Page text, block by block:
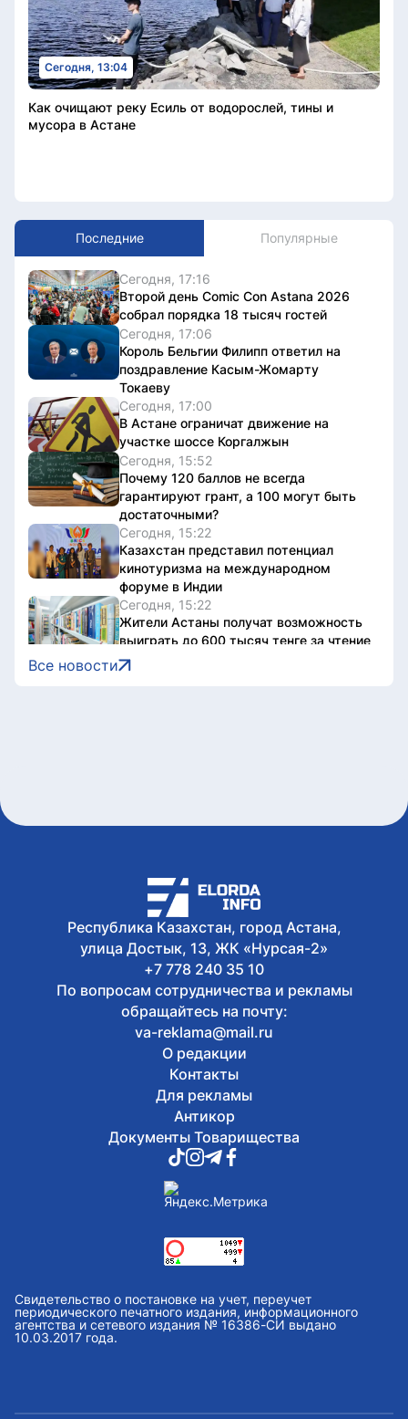
Сегодня, 13:04
Как очищают реку Есиль от водорослей, тины и
мусора в Астане
Последние Популярные
Сегодня, 17:16
Второй день Comic Con Astana 2026
собрал порядка 18 тысяч гостей
Сегодня, 17:06
Король Бельгии Филипп ответил на
поздравление Касым-Жомарту
Токаеву
Сегодня, 17:00
В Астане ограничат движение на
участке шоссе Коргалжын
Сегодня, 15:52
Почему 120 баллов не всегда
гарантируют грант, а 100 могут быть
достаточными?
Сегодня, 15:22
Казахстан представил потенциал
кинотуризма на международном
форуме в Индии
Сегодня, 15:22
Жители Астаны получат возможность
выиграть до 600 тысяч тенге за чтение
книг
Сегодня, 15:21
К чему должны стремиться партии –
опрос избирателей
Все новости
Республика Казахстан, город Астана,
улица Достык, 13, ЖК «Нурсая-2»
+7 778 240 35 10
По вопросам сотрудничества и рекламы
обращайтесь на почту:
va-reklama@mail.ru
О редакции
Контакты
Для рекламы
Антикор
Документы Товарищества
Свидетельство о постановке на учет, переучет
периодического печатного издания, информационного
агентства и сетевого издания № 16386-СИ выдано
10.03.2017 года.